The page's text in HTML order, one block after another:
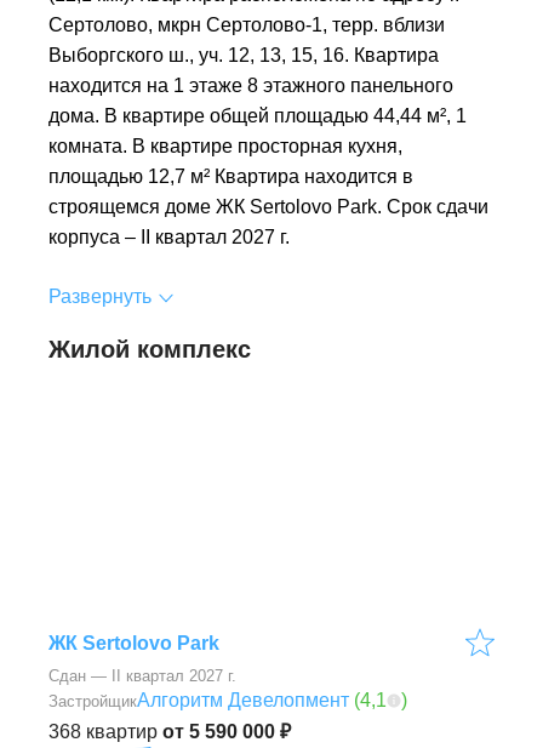
Сертолово, мкрн Сертолово-1, терр. вблизи
Выборгского ш., уч. 12, 13, 15, 16. Квартира
находится на 1 этаже 8 этажного панельного
дома. В квартире общей площадью 44,44 м², 1
комната. В квартире просторная кухня,
площадью 12,7 м² Квартира находится в
строящемся доме ЖК Sertolovo Park. Срок сдачи
корпуса – II квартал 2027 г.
Развернуть
Жилой комплекс
ЖК Sertolovo Park
Сдан — II квартал 2027 г.
368 квартир от 5 590 000 ₽
ЗастройщикАлгоритм Девелопмент (4,1 )